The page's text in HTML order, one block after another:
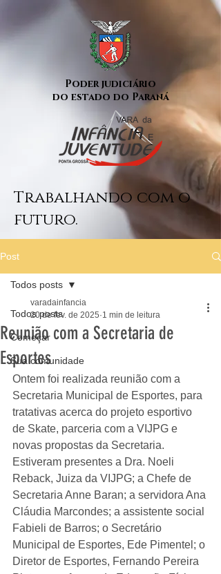
Poder judiciário
do estado do Paraná
Trabalhando com o
futuro.
Post
Todos posts
Começar
Sua comunidade
Todos posts
Reunião com a Secretaria de
Esportes
varadainfancia
20 de fev. de 2025 1 min de leitura
Ontem foi realizada reunião com a
Secretaria Municipal de Esportes, para
tratativas acerca do projeto esportivo
de Skate, parceria com a VIJPG e
novas propostas da Secretaria.
Estiveram presentes a Dra. Noeli
Reback, Juiza da VIJPG; a Chefe de
Secretaria Anne Baran; a servidora Ana
Cláudia Marcondes; a assistente social
Fabieli de Barros; o Secretário
Municipal de Esportes, Ede Pimentel; o
Diretor de Esportes, Fernando Pereira